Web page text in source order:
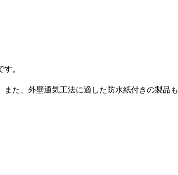
。
た、外壁通気工法に適した防水紙付きの製品